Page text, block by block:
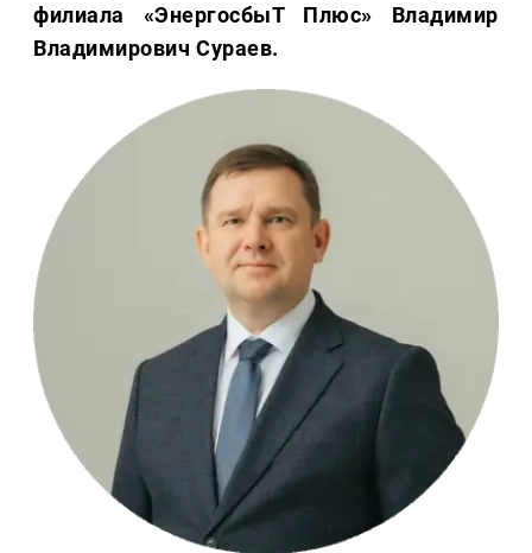
филиала «ЭнергосбыТ Плюс» Владимир
Владимирович Сураев.